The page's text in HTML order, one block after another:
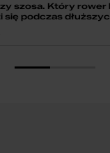
szosa. Który rower
się podczas